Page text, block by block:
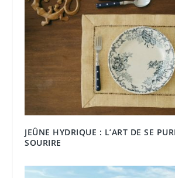
JEÛNE HYDRIQUE : L’ART DE SE
SOURIRE